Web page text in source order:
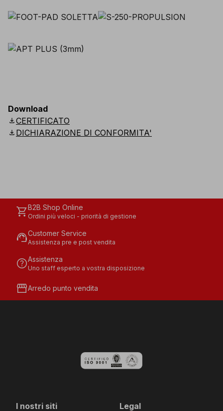
Download
downloadCERTIFICATO
download DICHIARAZIONE DI CONFORMITA'
shopping_cartB2B Shop Online
Ordini più veloci - priorità di gestione
support_agentCustomer Service
Assistenza pre e post vendita
helpAssistenza
Uno staff esperto a vostra disposizione
storefrontArredo punto vendita
I nostri siti Legal